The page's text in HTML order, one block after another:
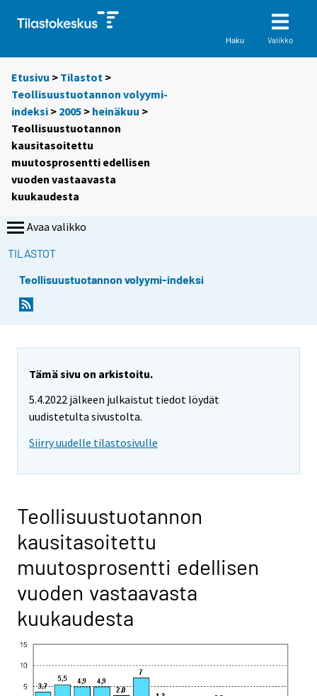
Haku Valikko
Etusivu > Tilastot >
Teollisuustuotannon volyymi-
indeksi > 2005 > heinäkuu >
Teollisuustuotannon
kausitasoitettu
muutosprosentti edellisen
vuoden vastaavasta
kuukaudesta
Avaa valikko
TILASTOT
Teollisuustuotannon volyymi-indeksi
Tämä sivu on arkistoitu.
5.4.2022 jälkeen julkaistut tiedot löydät
uudistetulta sivustolta.
Siirry uudelle tilastosivulle
Teollisuustuotannon
kausitasoitettu
muutosprosentti edellisen
vuoden vastaavasta
kuukaudesta